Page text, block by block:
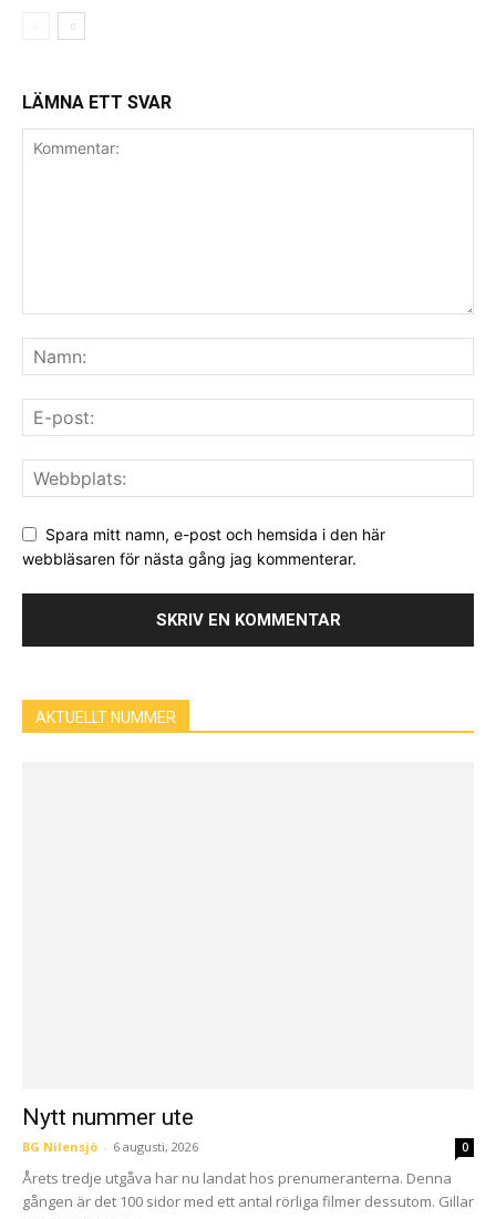
LÄMNA ETT SVAR
Spara mitt namn, e-post och hemsida i den här
webbläsaren för nästa gång jag kommenterar.
AKTUELLT NUMMER
Nytt nummer ute
BG Nilensjö - 6 augusti, 2026 0
Årets tredje utgåva har nu landat hos prenumeranterna. Denna
gången är det 100 sidor med ett antal rörliga filmer dessutom. Gillar